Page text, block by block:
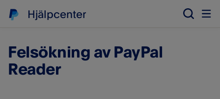
Hjälpcenter
Felsökning av PayPal
Reader